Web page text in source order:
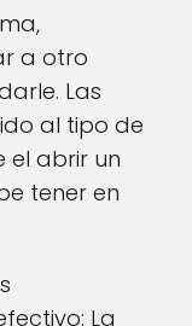
a otro
Las
al tipo de
el abrir un
tener en
La